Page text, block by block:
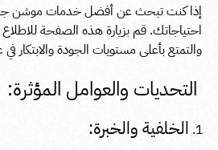
إذا كنت تبحث عن أفضل خدمات موشن
احتياجاتك. قم بزيارةهذه الصفحة
والتمتع بأعلى مستويات الجودة والابتكار
التحديات والعوامل المؤثرة:
الخلفية والخبرة: